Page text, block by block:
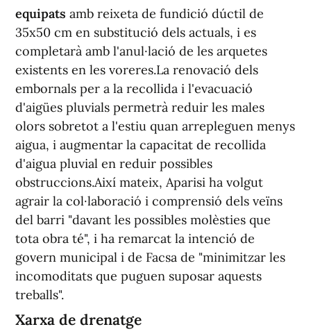
equipats amb reixeta de fundició dúctil de
35x50 cm en substitució dels actuals, i es
completarà amb l'anul·lació de les arquetes
existents en les voreres.La renovació dels
embornals per a la recollida i l'evacuació
d'aigües pluvials permetrà reduir les males
olors sobretot a l'estiu quan arrepleguen menys
aigua, i augmentar la capacitat de recollida
d'aigua pluvial en reduir possibles
obstruccions.Així mateix, Aparisi ha volgut
agrair la col·laboració i comprensió dels veïns
del barri "davant les possibles molèsties que
tota obra té", i ha remarcat la intenció de
govern municipal i de Facsa de "minimitzar les
incomoditats que puguen suposar aquests
treballs".
Xarxa de drenatge